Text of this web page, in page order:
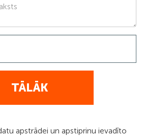
TĀLĀK
apstrādei un apstiprinu ievadīto